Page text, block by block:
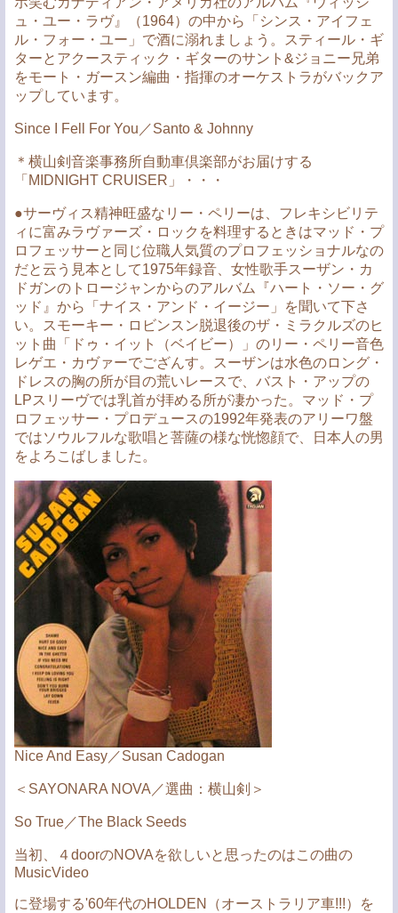
ュ・ユー・ラヴ』（1964）の中から「シンス・アイフェ
ル・フォー・ユー」で酒に溺れましょう。スティール・ギ
ターとアクースティック・ギターのサント&ジョニー兄弟
をモート・ガースン編曲・指揮のオーケストラがバックア
ップしています。
Since I Fell For You／Santo & Johnny
＊横山剣音楽事務所自動車倶楽部がお届けする
「MIDNIGHT CRUISER」・・・
●サーヴィス精神旺盛なリー・ペリーは、フレキシビリテ
ィに富みラヴァーズ・ロックを料理するときはマッド・プ
ロフェッサーと同じ位職人気質のプロフェッショナルなの
だと云う見本として1975年録音、女性歌手スーザン・カ
ドガンのトロージャンからのアルバム『ハート・ソー・グ
ッド』から「ナイス・アンド・イージー」を聞いて下さ
い。スモーキー・ロビンスン脱退後のザ・ミラクルズのヒ
ット曲「ドゥ・イット（ベイビー）」のリー・ペリー音色
レゲエ・カヴァーでござんす。スーザンは水色のロング・
ドレスの胸の所が目の荒いレースで、バスト・アップの
LPスリーヴでは乳首が拝める所が凄かった。マッド・プ
ロフェッサー・プロデュースの1992年発表のアリーワ盤
ではソウルフルな歌唱と菩薩の様な恍惚顔で、日本人の男
をよろこばしました。
Nice And Easy／Susan Cadogan
＜SAYONARA NOVA／選曲：横山剣＞
So True／The Black Seeds
当初、４doorのNOVAを欲しいと思ったのはこの曲の
MusicVideo
に登場する'60年代のHOLDEN（オーストラリア車!!!）を